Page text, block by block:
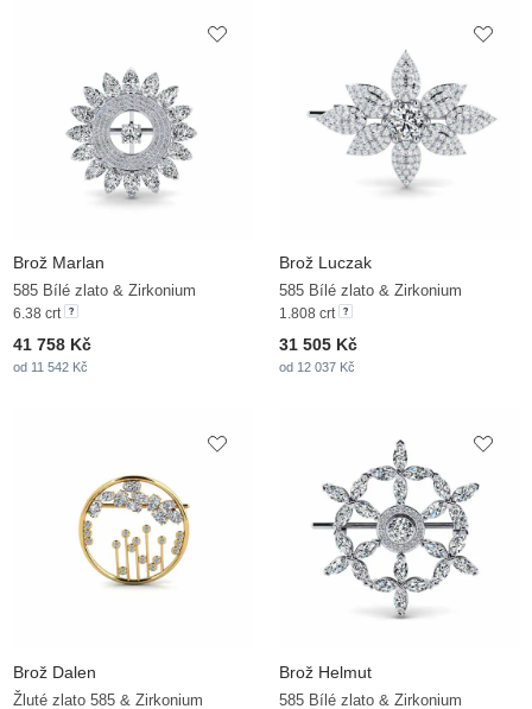
Brož Marlan
585 Bílé zlato & Zirkonium
6.38 crt
41 758 Kč
od 11 542 Kč
Brož Luczak
585 Bílé zlato & Zirkonium
1.808 crt
31 505 Kč
od 12 037 Kč
Brož Dalen
Žluté zlato 585 & Zirkonium
Brož Helmut
585 Bílé zlato & Zirkonium